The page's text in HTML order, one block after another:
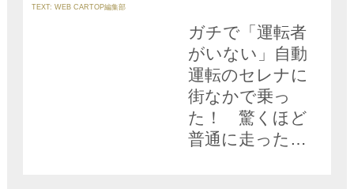
ー
TEXT: WEB CARTOP編集部
ガチで「運転者
がいない」自動
運転のセレナに
街なかで乗っ
た！ 驚くほど
普通に走ったも